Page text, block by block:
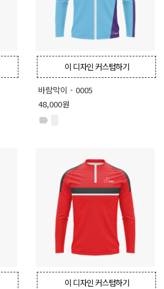
이 디자인 커스텀하기
바람막이 - 0005
48,000원
label
이 디자인 커스텀하기